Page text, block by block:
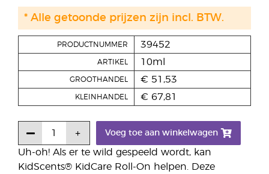
Uh-oh! Als er te wild gespeeld wordt, kan
KidScents® KidCare Roll-On helpen. Deze
PRODUCTNUMMER 39452
ARTIKEL 10ml
GROOTHANDEL € 51,53
KLEINHANDEL € 67,81
Voeg toe aan winkelwagen
* Alle getoonde prijzen zijn incl. BTW.